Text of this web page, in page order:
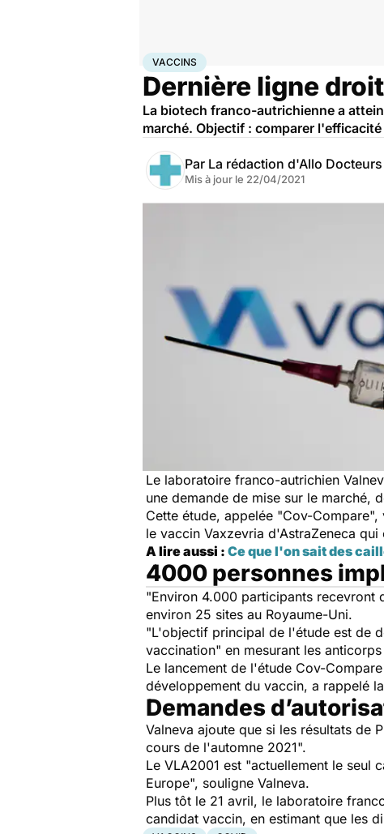
AccueilSanté Médicaments
VACCINS
Dernière ligne
La biotech franco-autrichienne a
marché. Objectif : comparer
Par La rédaction d'Allo Docteurs
Mis à jour le 22/04/2021
Le laboratoire franco-autrichien
une demande de mise sur le marché,
Cette étude, appelée "Cov-
le vaccin Vaxzevria d'AstraZeneca
A lire aussi : Ce que l'on sait des
4000 personnes
"Environ 4.000 participants recevront
environ 25 sites au Royaume-Uni.
"L'objectif principal de l'étude est de
vaccination" en mesurant les
Le lancement de l'étude Cov-
développement du vaccin, a rappelé
Demandes
Valneva ajoute que si les résultats de
cours de l'automne 2021".
Le VLA2001 est "actuellement le seul
Europe", souligne Valneva.
Plus tôt le 21 avril, le laboratoire
candidat vaccin, en estimant que les